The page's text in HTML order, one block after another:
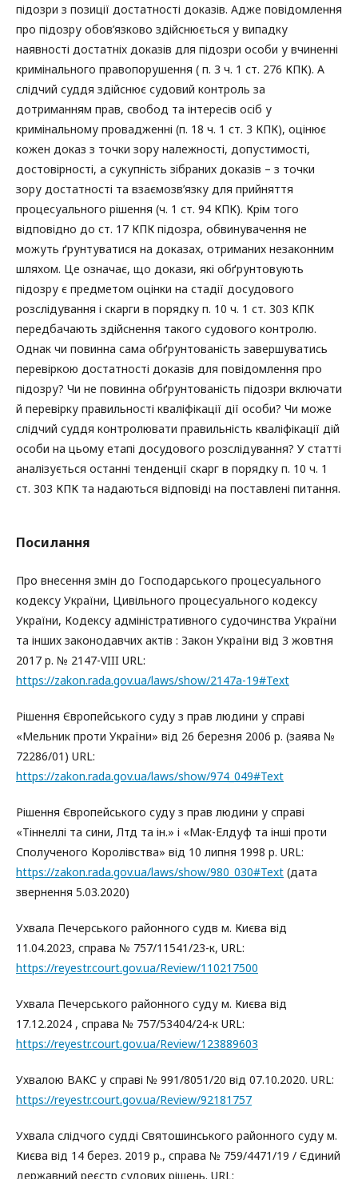
підозри з позиції достатності доказів. Адже повідомлення
про підозру обов’язково здійснюється у випадку
наявності достатніх доказів для підозри особи у вчиненні
кримінального правопорушення ( п. 3 ч. 1 ст. 276 КПК). А
слідчий суддя здійснює судовий контроль за
дотриманням прав, свобод та інтересів осіб у
кримінальному провадженні (п. 18 ч. 1 ст. 3 КПК), оцінює
кожен доказ з точки зору належності, допустимості,
достовірності, а сукупність зібраних доказів – з точки
зору достатності та взаємозв’язку для прийняття
процесуального рішення (ч. 1 ст. 94 КПК). Крім того
відповідно до ст. 17 КПК підозра, обвинувачення не
можуть ґрунтуватися на доказах, отриманих незаконним
шляхом. Це означає, що докази, які обґрунтовують
підозру є предметом оцінки на стадії досудового
розслідування і скарги в порядку п. 10 ч. 1 ст. 303 КПК
передбачають здійснення такого судового контролю.
Однак чи повинна сама обґрунтованість завершуватись
перевіркою достатності доказів для повідомлення про
підозру? Чи не повинна обґрунтованість підозри включати
й перевірку правильності кваліфікації дії особи? Чи може
слідчий суддя контролювати правильність кваліфікації дій
особи на цьому етапі досудового розслідування? У статті
аналізується останні тенденції скарг в порядку п. 10 ч. 1
ст. 303 КПК та надаються відповіді на поставлені питання.
Посилання
Про внесення змін до Господарського процесуального
кодексу України, Цивільного процесуального кодексу
України, Кодексу адміністративного судочинства України
та інших законодавчих актів : Закон України від 3 жовтня
2017 р. № 2147-VIII URL:
https://zakon.rada.gov.ua/laws/show/2147а-19#Text
Рішення Європейського суду з прав людини у справі
«Мельник проти України» від 26 березня 2006 р. (заява №
72286/01) URL:
https://zakon.rada.gov.ua/laws/show/974_049#Text
Рішення Європейського суду з прав людини у справі
«Тіннеллі та сини, Лтд та ін.» і «Мак-Елдуф та інші проти
Сполученого Королівства» від 10 липня 1998 р. URL:
https://zakon.rada.gov.ua/laws/show/980_030#Text (дата
звернення 5.03.2020)
Ухвала Печерського районного судв м. Києва від
11.04.2023, справа № 757/11541/23-к, URL:
https://reyestr.court.gov.ua/Review/110217500
Ухвала Печерського районного суду м. Києва від
17.12.2024 , справа № 757/53404/24-к URL:
https://reyestr.court.gov.ua/Review/123889603
Ухвалою ВАКС у справі № 991/8051/20 від 07.10.2020. URL:
https://reyestr.court.gov.ua/Review/92181757
Ухвала слідчого судді Святошинського районного суду м.
Києва від 14 берез. 2019 р., справа № 759/4471/19 / Єдиний
державний реєстр судових рішень. URL: